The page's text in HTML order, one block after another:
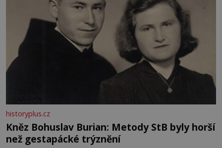
historyplus.cz
Kněz Bohuslav Burian: Metody StB byly horší
než gestapácké trýznění